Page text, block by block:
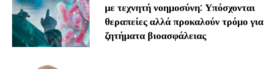
με τεχνητή νοημοσύνη: Υπόσχονται
θεραπείες αλλά προκαλούν τρόμο για
ζητήματα βιοασφάλειας